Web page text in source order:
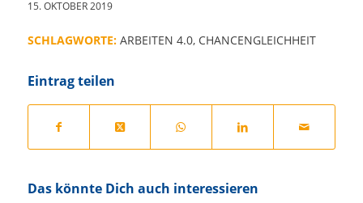
15. OKTOBER 2019
SCHLAGWORTE: ARBEITEN 4.0, CHANCENGLEICHHEIT
Eintrag teilen
Das könnte Dich auch interessieren